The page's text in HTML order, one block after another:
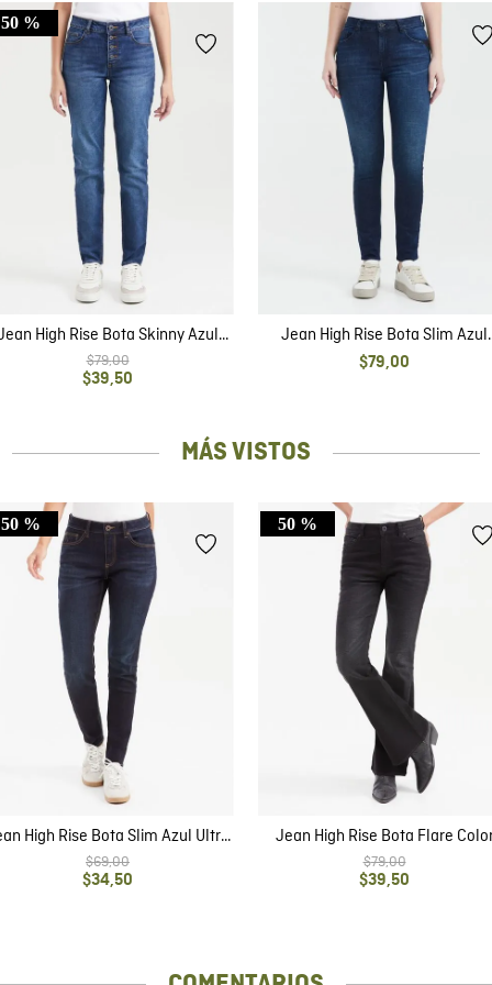
50 %
High Rise Bota Skinny Azul
Medio para Mujer
$79,00
$39,50
Jean High Rise Bota Slim Azul
Oscuropara Mujer
$79,00
MÁS VISTOS
50 %
High Rise Bota Slim Azul Ultra
Oscuro Vintage para Mujer
$69,00
$34,50
50 %
Jean High Rise Bota Flare
Negro para Mujer
$79,00
$39,50